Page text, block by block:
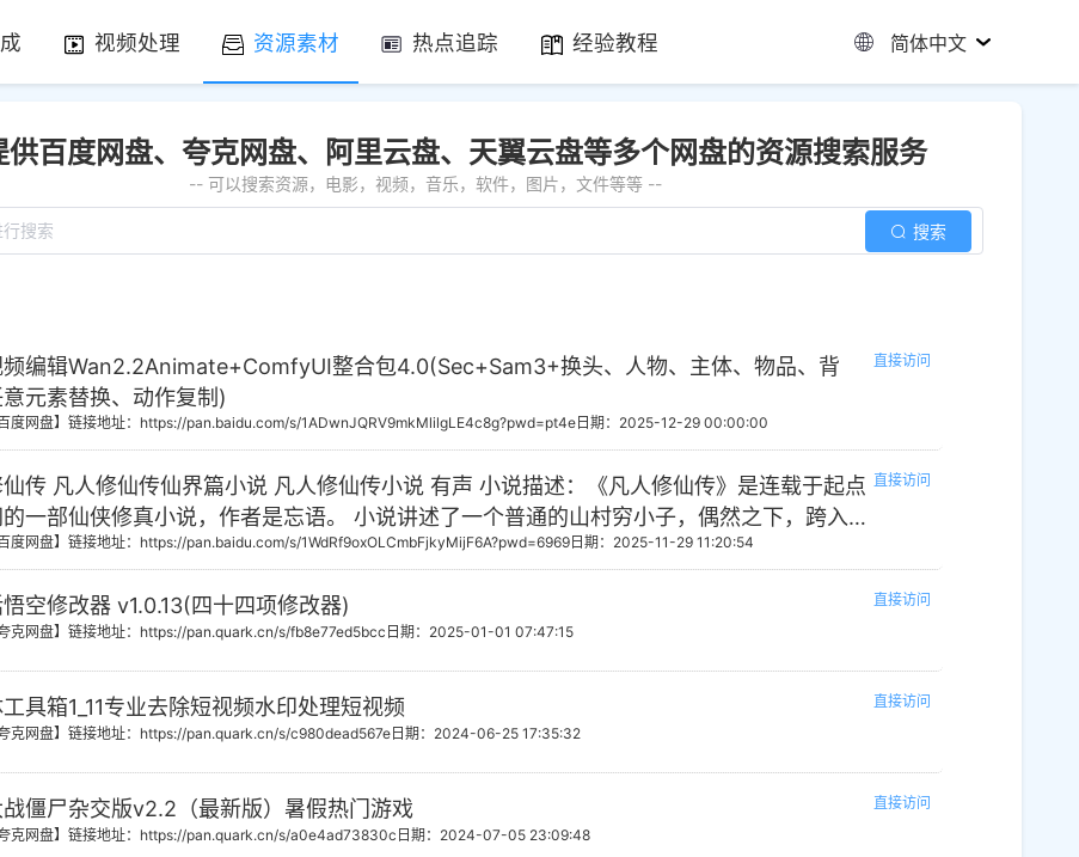
视频处理 资源素材 热点追踪 经验教程 简体中文
供百度网盘、夸克网盘、阿里云盘、天翼云盘等多个网盘的资源搜索服务
-- 可以搜索资源，电影，视频，音乐，软件，图片，文件等等 --
搜索
频编辑Wan2.2Animate+ComfyUI整合包4.0(Sec+Sam3+换头、人物、主体、物品、背
元素替换、动作复制)
直接访问
度网盘】链接地址：https://pan.baidu.com/s/1ADwnJQRV9mkMlilgLE4c8g?pwd=pt4e 日期：2025-12-29 00:00:00
仙传 凡人修仙传仙界篇小说 凡人修仙传小说 有声 小说描述：《凡人修仙传》是连载于起点
一部仙侠修真小说，作者是忘语。 小说讲述了一个普通的山村穷小子，偶然之下，跨入到
湖小门派，虽然资质平庸，但依靠自身努力和合理算计最后修炼成仙的故事。凡人修仙之仙
修仙，风云再起 时空穿梭，轮回逆转 金仙太乙，大罗道祖 三千大道，法则至尊 《凡人修
界篇，一个韩立叱咤仙界的故事，一个凡人小子修仙的不灭传说。
直接访问
度网盘】链接地址：https://pan.baidu.com/s/1WdRf9oxOLCmbFjkyMijF6A?pwd=6969 日期：2025-11-29 11:20:54
空修改器 v1.0.13(四十四项修改器)
直接访问
克网盘】链接地址：https://pan.quark.cn/s/fb8e77ed5bcc 日期：2025-01-01 07:47:15
具箱1_11专业去除短视频水印处理短视频
直接访问
克网盘】链接地址：https://pan.quark.cn/s/c980dead567e 日期：2024-06-25 17:35:32
僵尸杂交版v2.2（最新版）暑假热门游戏
直接访问
克网盘】链接地址：https://pan.quark.cn/s/a0e4ad73830c 日期：2024-07-05 23:09:48